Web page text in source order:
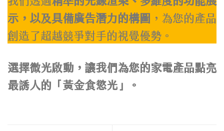
示，以及具備廣告潛力的構圖 ，為您的產品
創造了超越競爭對手的視覺優勢。
選擇微光啟動，讓我們為您的家電產品點亮
最誘人的「黃金食慾光」。